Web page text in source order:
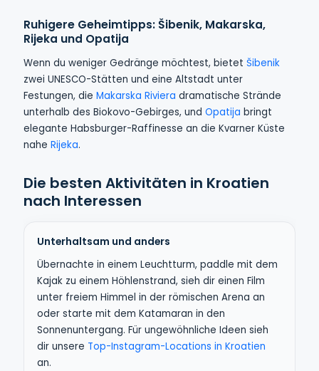
Ruhigere Geheimtipps: Šibenik, Makarska,
Rijeka und Opatija
Wenn du weniger Gedränge möchtest, bietet Šibenik
zwei UNESCO-Stätten und eine Altstadt unter
Festungen, die Makarska Riviera dramatische Strände
unterhalb des Biokovo-Gebirges, und Opatija bringt
elegante Habsburger-Raffinesse an die Kvarner Küste
nahe Rijeka.
Die besten Aktivitäten in Kroatien
nach Interessen
Unterhaltsam und anders
Übernachte in einem Leuchtturm, paddle mit dem
Kajak zu einem Höhlenstrand, sieh dir einen Film
unter freiem Himmel in der römischen Arena an
oder starte mit dem Katamaran in den
Sonnenuntergang. Für ungewöhnliche Ideen sieh
dir unsere Top-Instagram-Locations in Kroatien
an.